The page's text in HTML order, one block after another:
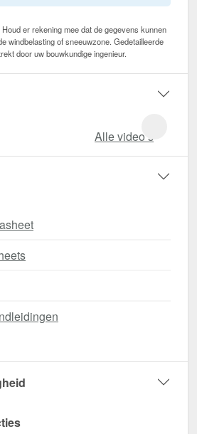
Houd er rekening mee dat de gegevens kunnen
windbelasting of sneeuwzone. Gedetailleerde
door uw bouwkundige ingenieur.
Alle video‘s